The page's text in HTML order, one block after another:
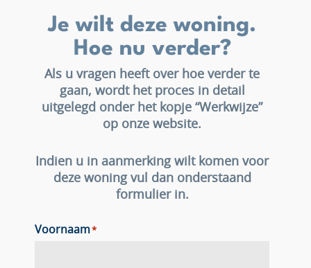
Je wilt deze woning.
Hoe nu verder?
Als u vragen heeft over hoe verder te
gaan, wordt het proces in detail
uitgelegd onder het kopje “Werkwijze”
op onze website.
Indien u in aanmerking wilt komen voor
deze woning vul dan onderstaand
formulier in.
Voornaam*